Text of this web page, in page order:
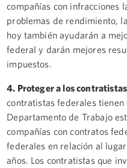
compañías con infracciones
problemas de rendimiento,
hoy también ayudarán a
federal y darán mejores
impuestos.
4. Proteger a los
contratistas federales
Departamento de Trabajo
compañías con contratos
federales en relación al
años. Los contratistas que